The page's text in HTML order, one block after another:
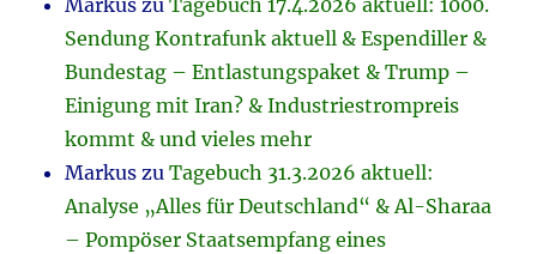
Markus zuTagebuch 17.4.2026 aktuell: 1000.
Sendung Kontrafunk aktuell & Espendiller &
Bundestag – Entlastungspaket & Trump –
Einigung mit Iran? & Industriestrompreis
kommt & und vieles mehr
Markus zuTagebuch 31.3.2026 aktuell:
Analyse „Alles für Deutschland“ & Al-Sharaa
– Pompöser Staatsempfang eines